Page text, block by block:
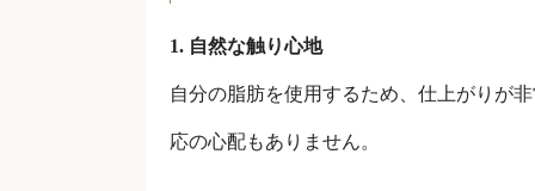
1. 自然な触り心地
自分の脂肪を使用するため、仕上がりが
応の心配もありません。